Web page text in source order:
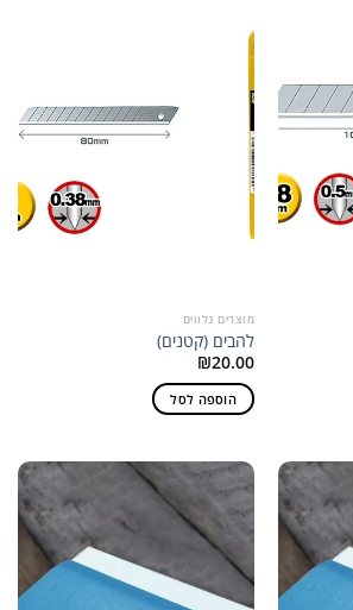
מוצרים נלווים
להבים (קטנים)
₪20.00
הוספה לסל